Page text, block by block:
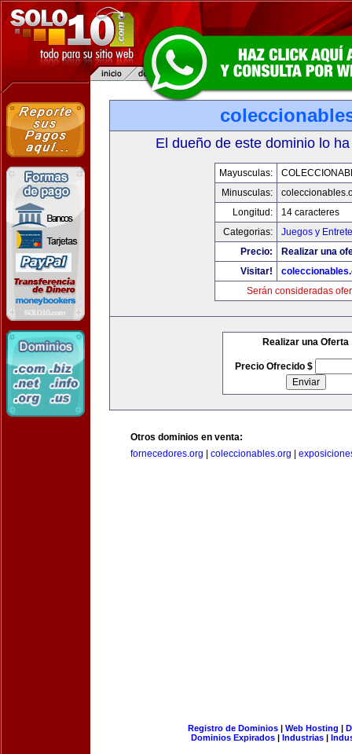
El dueño de este dominio lo
Mayusculas:
Minusculas:
Longitud:
14 caracteres
Categorias:
Juegos y
Precio:
Realizar una
Visitar!
Serán consideradas
Realizar una Oferta
Precio Ofrecido $
Otros dominios en venta:
fornecedores.org
coleccionables.org
Registro de Dominios| Web Hosting |
Dominios Expirados | Industrias |